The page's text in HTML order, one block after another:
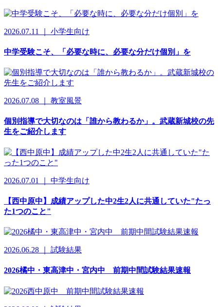
2026.07.11 ｜ 小学生向け
中学受験こそ、「必要な時に、必要な分だけ個別」を
2026.07.08 ｜ 教室風景
個別指導で大切なのは「誰から教わるか」。武蔵新城校の先
生をご紹介します
2026.07.01 ｜ 中学生向け
【西中原中】成績アップした中2生2人に共通していた"たっ
た1つのこと"
2026.06.28 ｜ 試験結果
2026橘中・東高津中・宮内中 前期中間試験結果速報